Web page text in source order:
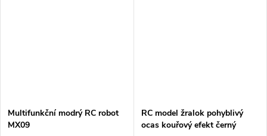
Multifunkční modrý RC robot
MX09
RC model žralok pohyblivý
ocas kouřový efekt černý